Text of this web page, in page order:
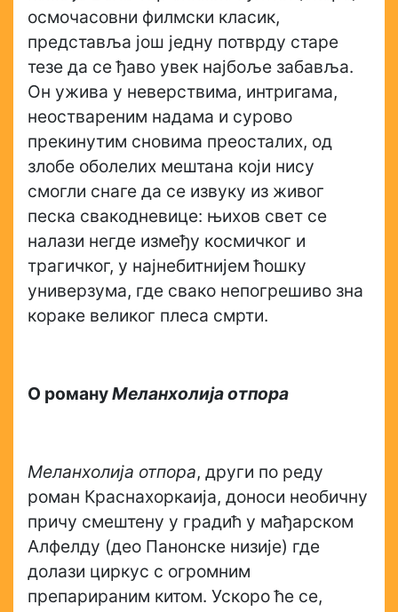
осмочасовни филмски класик,
представља још једну потврду старе
тезе да се ђаво увек најбоље забавља.
Он ужива у неверствима, интригама,
неоствареним надама и сурово
прекинутим сновима преосталих, од
злобе оболелих мештана који нису
смогли снаге да се извуку из живог
песка свакодневице: њихов свет се
налази негде између космичког и
трагичког, у најнебитнијем ћошку
универзума, где свако непогрешиво зна
кораке великог плеса смрти.
О романуМеланхолија отпора
Меланхолија отпора, други по реду
роман Краснахоркаија, доноси необичну
причу смештену у градић у мађарском
Алфелду (део Панонске низије) где
долази циркус с огромним
препарираним китом. Ускоро ће се,